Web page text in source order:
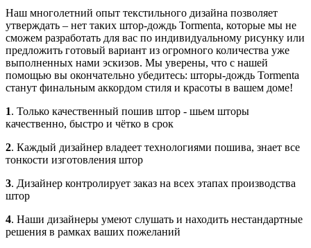
Наш многолетний опыт текстильного дизайна позволяет
утверждать – нет таких штор-дождь Tormenta, которые мы не
сможем разработать для вас по индивидуальному рисунку или
предложить готовый вариант из огромного количества уже
выполненных нами эскизов. Мы уверены, что с нашей
помощью вы окончательно убедитесь: шторы-дождь Tormenta
станут финальным аккордом стиля и красоты в вашем доме!
1. Только качественный пошив штор - шьем шторы
качественно, быстро и чётко в срок
2. Каждый дизайнер владеет технологиями пошива, знает все
тонкости изготовления штор
3. Дизайнер контролирует заказ на всех этапах производства
штор
4. Наши дизайнеры умеют слушать и находить нестандартные
решения в рамках ваших пожеланий